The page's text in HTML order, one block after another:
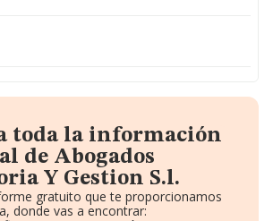
toda la información
de Abogados
Y Gestion S.l.
gratuito que te proporcionamos
donde vas a encontrar: